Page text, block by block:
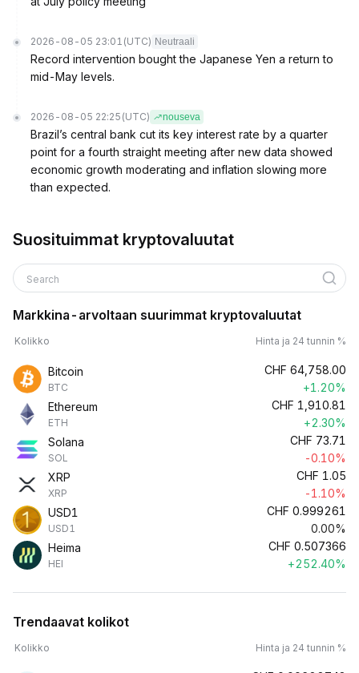
2026-08-05 23:01 (UTC) Neutraali
Record intervention bought the Japanese Yen a return to
mid-May levels.
2026-08-05 22:25 (UTC) nouseva
Brazil’s central bank cut its key interest rate by a quarter
point for a fourth straight meeting after new data showed
economic growth moderating and inflation slowing more
than expected.
Suosituimmat kryptovaluutat
Search
Markkina-arvoltaan suurimmat kryptovaluutat
Kolikko Hinta ja 24 tunnin %
Bitcoin
BTC
CHF 64,758.00
+1.20%
Ethereum
ETH
CHF 1,910.81
+2.30%
Solana
SOL
CHF 73.71
-0.10%
XRP
XRP
CHF 1.05
-1.10%
USD1
USD1
CHF 0.999261
0.00%
Heima
HEI
CHF 0.507366
+252.40%
Trendaavat kolikot
Kolikko Hinta ja 24 tunnin %